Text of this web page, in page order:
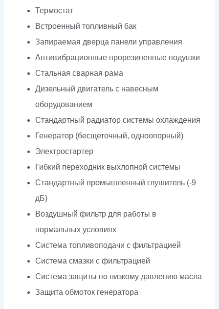
Термостат
Встроенный топливный бак
Запираемая дверца панели управления
Антивибрационные прорезиненные подушки
Стальная сварная рама
Дизельный двигатель с навесным
оборудованием
Стандартный радиатор системы охлаждения
Генератор (бесщеточный, одноопорный)
Электростартер
Гибкий переходник выхлопной системы
Стандартный промышленный глушитель (-9
дБ)
Воздушный фильтр для работы в
нормальных условиях
Система топливоподачи с фильтрацией
Система смазки с фильтрацией
Система защиты по низкому давлению масла
Защита обмоток генератора